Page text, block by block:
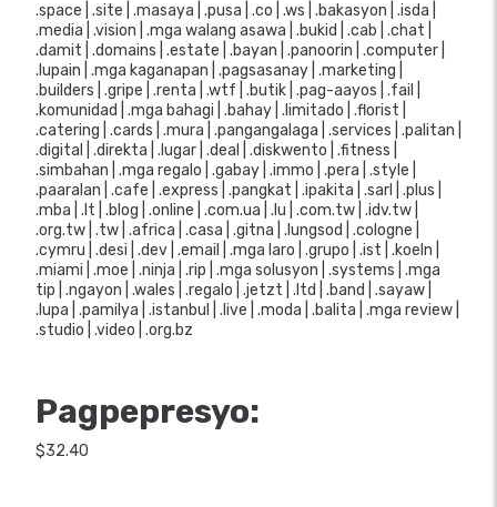
.space | .site | .masaya | .pusa | .co | .ws | .bakasyon | .isda |
.media | .vision | .mga walang asawa | .bukid | .cab | .chat |
.damit | .domains | .estate | .bayan | .panoorin | .computer |
.lupain | .mga kaganapan | .pagsasanay | .marketing |
.builders | .gripe | .renta | .wtf | .butik | .pag-aayos | .fail |
.komunidad | .mga bahagi | .bahay | .limitado | .florist |
.catering | .cards | .mura | .pangangalaga | .services | .palitan |
.digital | .direkta | .lugar | .deal | .diskwento | .fitness |
.simbahan | .mga regalo | .gabay | .immo | .pera | .style |
.paaralan | .cafe | .express | .pangkat | .ipakita | .sarl | .plus |
.mba | .lt | .blog | .online | .com.ua | .lu | .com.tw | .idv.tw |
.org.tw | .tw | .africa | .casa | .gitna | .lungsod | .cologne |
.cymru | .desi | .dev | .email | .mga laro | .grupo | .ist | .koeln |
.miami | .moe | .ninja | .rip | .mga solusyon | .systems | .mga
tip | .ngayon | .wales | .regalo | .jetzt | .ltd | .band | .sayaw |
.lupa | .pamilya | .istanbul | .live | .moda | .balita | .mga review |
.studio | .video | .org.bz
Pagpepresyo:
$32.40